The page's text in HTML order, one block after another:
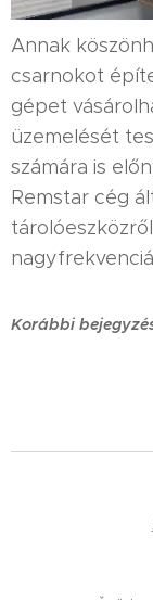
Annak
csarnokot
gépet
üzemelését
számára is
Remstar cég
Korábbi